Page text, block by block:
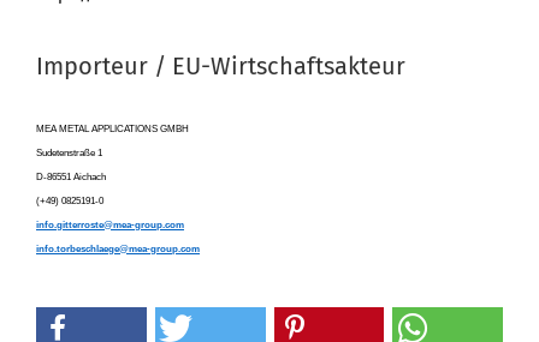
Importeur / EU-Wirtschaftsakteur
MEA METAL APPLICATIONS GMBH
Sudetenstraße 1
D-86551 Aichach
(+49) 0825191-0
info.gitterroste@mea-group.com
info.torbeschlaege@mea-group.com